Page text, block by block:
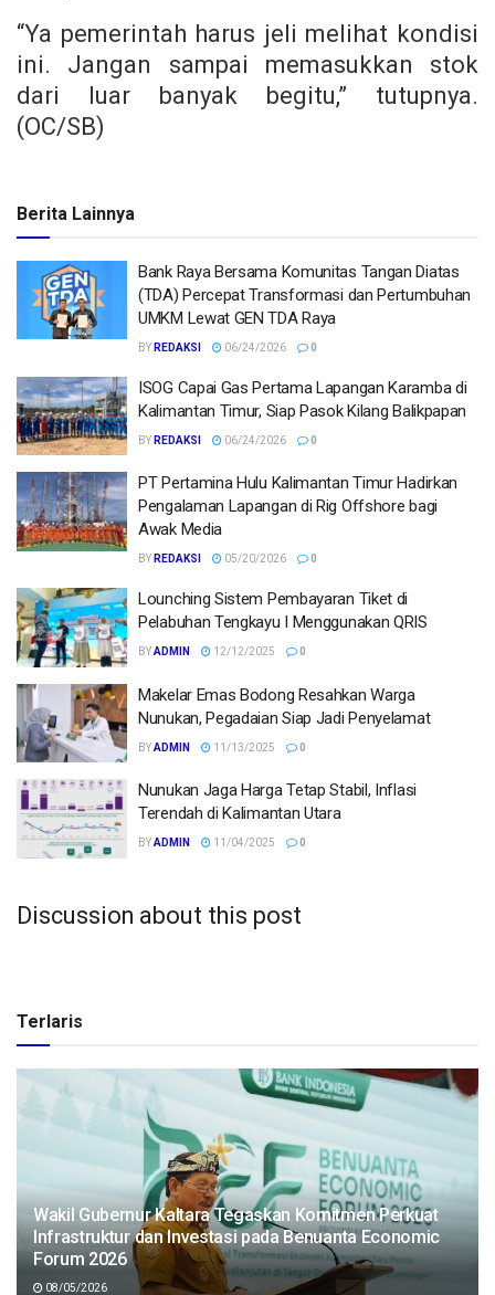
“Ya pemerintah harus jeli melihat kondisi
ini. Jangan sampai memasukkan stok
dari luar banyak begitu,” tutupnya.
(OC/SB)
Berita Lainnya
Bank Raya Bersama Komunitas Tangan Diatas
(TDA) Percepat Transformasi dan Pertumbuhan
UMKM Lewat GEN TDA Raya
BY REDAKSI 06/24/2026 0
ISOG Capai Gas Pertama Lapangan Karamba di
Kalimantan Timur, Siap Pasok Kilang Balikpapan
BY REDAKSI 06/24/2026 0
PT Pertamina Hulu Kalimantan Timur Hadirkan
Pengalaman Lapangan di Rig Offshore bagi
Awak Media
BY REDAKSI 05/20/2026 0
Lounching Sistem Pembayaran Tiket di
Pelabuhan Tengkayu I Menggunakan QRIS
BYADMIN 12/12/2025 0
Makelar Emas Bodong Resahkan Warga
Nunukan, Pegadaian Siap Jadi Penyelamat
BYADMIN 11/13/2025 0
Nunukan Jaga Harga Tetap Stabil, Inflasi
Terendah di Kalimantan Utara
BYADMIN 11/04/2025 0
Discussion about this post
Terlaris
Wakil Gubernur Kaltara Tegaskan Komitmen Perkuat
Infrastruktur dan Investasi pada Benuanta Economic
Forum 2026
08/05/2026